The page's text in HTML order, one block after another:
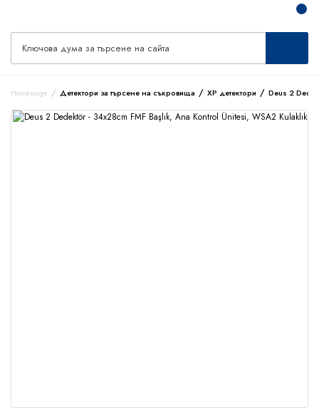
Homepage Детектори за търсене на съкровища XP детектори Deus 2